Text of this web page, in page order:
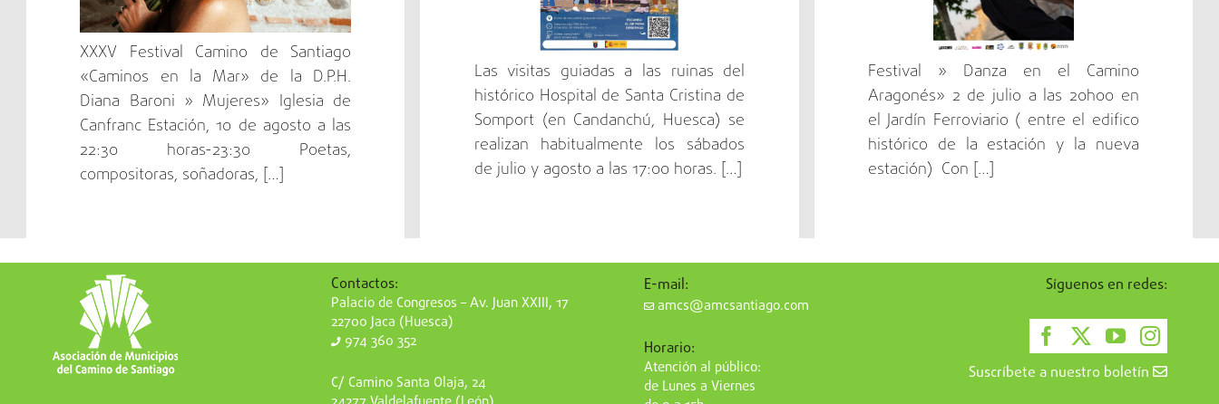
XXXV Festival Camino de Santiago
«Caminos en la Mar» de la D.P.H.
Diana Baroni » Mujeres» Iglesia de
Canfranc Estación, 10 de agosto a las
22:30 horas-23:30 Poetas,
compositoras, soñadoras, […]
Las visitas guiadas a las ruinas del
histórico Hospital de Santa Cristina de
Somport (en Candanchú, Huesca) se
realizan habitualmente los sábados
de julio y agosto a las 17:00 horas. […]
Festival » Danza en el Camino
Aragonés» 2 de julio a las 20h00 en
el Jardín Ferroviario ( entre el edifico
histórico de la estación y la nueva
estación) Con […]
Contactos:
Palacio de Congresos – Av. Juan XXIII, 17
22700 Jaca (Huesca)
974 360 352
C/ Camino Santa Olaja, 24
E-mail:
amcs@amcsantiago.com
Horario:
Atención al público:
de Lunes a Viernes
Síguenos en redes:
Suscríbete a nuestro boletín